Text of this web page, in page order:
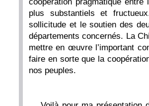
plus substantiels et
sollicitude et le soutien des
départements concernés. La
mettre en œuvre l’important
faire en sorte que la
nos peuples.